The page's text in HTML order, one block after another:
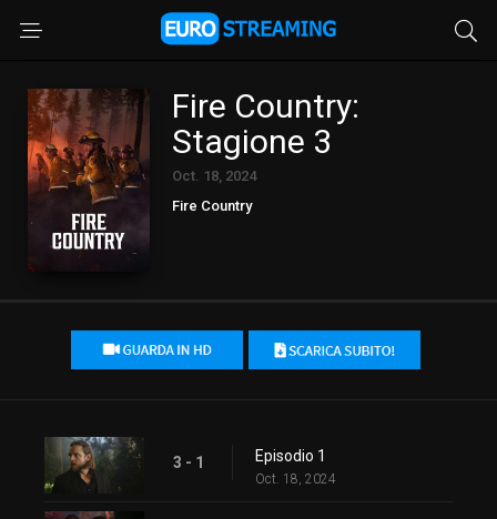
Fire Country:
Stagione 3
Oct. 18, 2024
Fire Country
3 - 1 Episodio 1
Oct. 18, 2024